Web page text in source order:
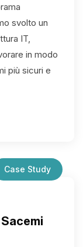
svolto un
IT,
in modo
più sicuri e
Case Study